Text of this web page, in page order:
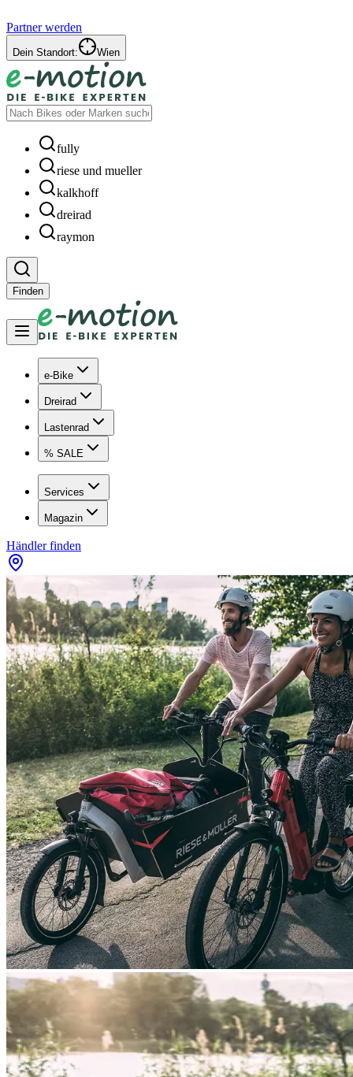
Partner werden
Dein Standort: Wien
fully
riese und mueller
kalkhoff
dreirad
raymon
Finden
e-Bike
Dreirad
Lastenrad
% SALE
Services
Magazin
Händler finden